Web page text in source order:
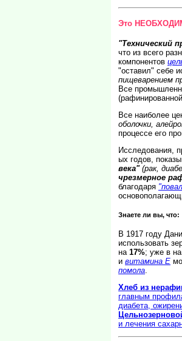
Это
"Технический
что из всего
компонентов
"оставил" себе
пищеварением
Все
Все наиболее
оболочки,
процессе его
Исследования,
ых годов,
века" (рак,
чрезмерное
благодаря
Знаете ли вы, что:
В 1917 году
использовать
на 17%; уже в
и витамина Е
помола
Хлеб из
главным
диабета,
и лечения